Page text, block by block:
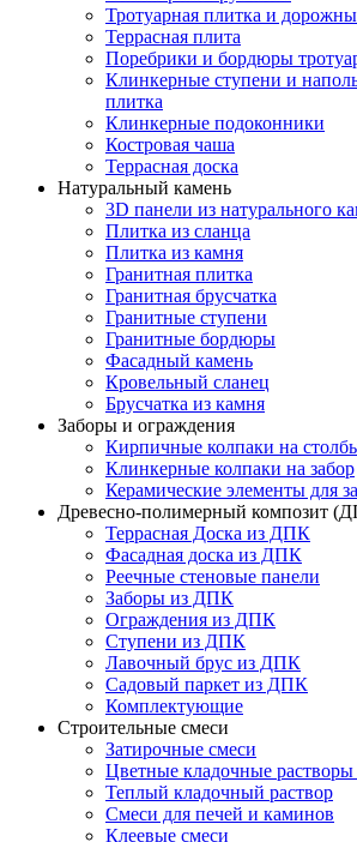
Тротуарная плитка и
Террасная плита
Поребрики и бордюры
Клинкерные ступени и
плитка
Клинкерные подоконники
Костровая чаша
Террасная доска
Натуральный камень
3D панели из натурального
Плитка из сланца
Плитка из камня
Гранитная плитка
Гранитная брусчатка
Гранитные ступени
Гранитные бордюры
Фасадный камень
Кровельный сланец
Брусчатка из камня
Заборы и ограждения
Кирпичные колпаки на
Клинкерные колпаки на забор
Керамические элементы для
Древесно-полимерный композит
Террасная Доска из ДПК
Фасадная доска из ДПК
Реечные стеновые панели
Заборы из ДПК
Ограждения из ДПК
Ступени из ДПК
Лавочный брус из ДПК
Садовый паркет из ДПК
Комплектующие
Строительные смеси
Затирочные смеси
Цветные кладочные растворы
Теплый кладочный раствор
Смеси для печей и каминов
Клеевые смеси